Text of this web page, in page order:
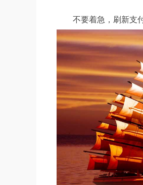
不要着急，刷新支